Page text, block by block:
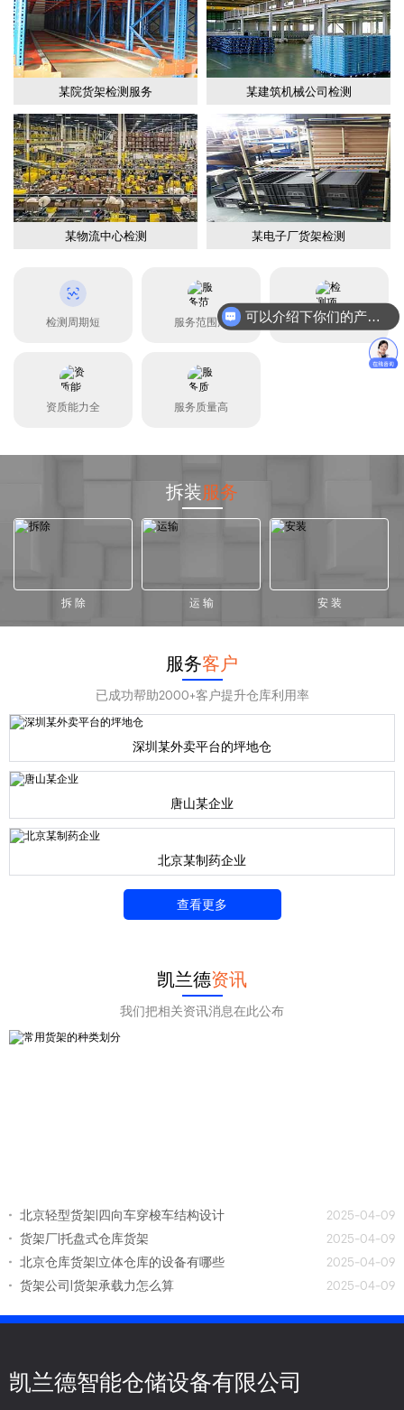
某院货架检测服务 某建筑机械公司检测
某物流中心检测 某电子厂货架检测
检测周期短 服务范围广 检测项目全
资质能力全 服务质量高
拆装服务
拆 除 运 输 安 装
服务客户
已成功帮助2000+客户提升仓库利用率
深圳某外卖平台的坪地仓
唐山某企业
北京某制药企业
查看更多
凯兰德资讯
我们把相关资讯消息在此公布
北京轻型货架|四向车穿梭车结构设计
2025-04-09
货架厂|托盘式仓库货架
2025-04-09
北京仓库货架|立体仓库的设备有哪些
2025-04-09
货架公司|货架承载力怎么算
2025-04-09
凯兰德智能仓储设备有限公司
你们是怎么收费的呢？